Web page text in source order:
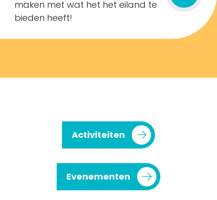
maken met wat het het eiland te
bieden heeft!
Activiteiten
Evenementen